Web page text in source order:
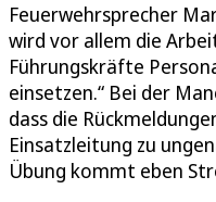
Feuerwehrsprecher
wird vor allem die
Führungskräfte
einsetzen.“ Bei der
dass die
Einsatzleitung zu
Übung kommt eben